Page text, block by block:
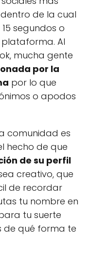
de la cual
segundos o
Al
mucha gente
por la
por lo que
o apodos
comunidad es
hecho de que
de su perfil
creativo, que
de recordar
tu nombre en
tu suerte
de qué forma te